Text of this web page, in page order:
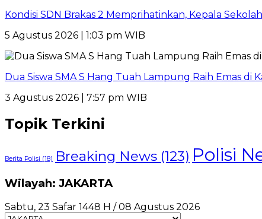
Kondisi SDN Brakas 2 Memprihatinkan, Kepala
5 Agustus 2026 | 1:03 pm WIB
Dua Siswa SMA S Hang Tuah Lampung Raih Emas
3 Agustus 2026 | 7:57 pm WIB
Topik Terkini
Berita Polisi (18) Breaking News (123) Polisi
Wilayah: JAKARTA
Sabtu, 23 Safar 1448 H / 08 Agustus 2026